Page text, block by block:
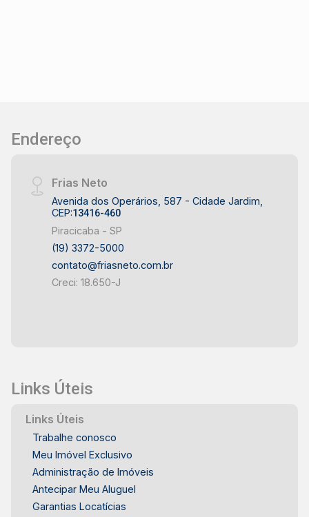
Endereço
Frias Neto
Avenida dos Operários, 587 - Cidade Jardim,
CEP:13416-460
Piracicaba - SP
(19) 3372-5000
contato@friasneto.com.br
Creci: 18.650-J
Links Úteis
Links Úteis
Trabalhe conosco
Meu Imóvel Exclusivo
Administração de Imóveis
Antecipar Meu Aluguel
Garantias Locatícias